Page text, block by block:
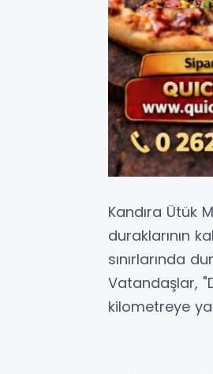
Kandıra Ütük
duraklarının
sınırlarında
Vatandaşlar,
kilometreye